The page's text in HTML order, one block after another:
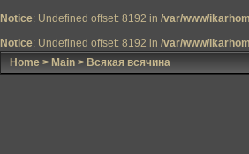
Notice: Undefined offset: 8192 in /var/www/
Notice: Undefined offset: 8192 in /var/www/
Home > Main > Всякая всячина